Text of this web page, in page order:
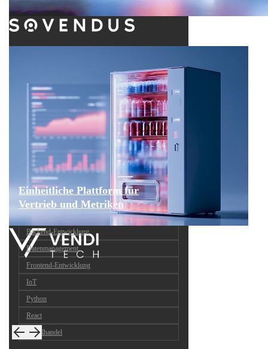
Einheitliche Plattform für
Vertrieb und Metriken
Backend-Entwicklung
Datenmanagement
Frontend-Entwicklung
IoT
Python
React
Einzelhandel